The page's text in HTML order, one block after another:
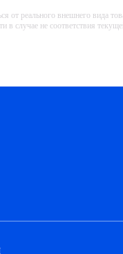
от реального внешнего вида
в случае не соответствия